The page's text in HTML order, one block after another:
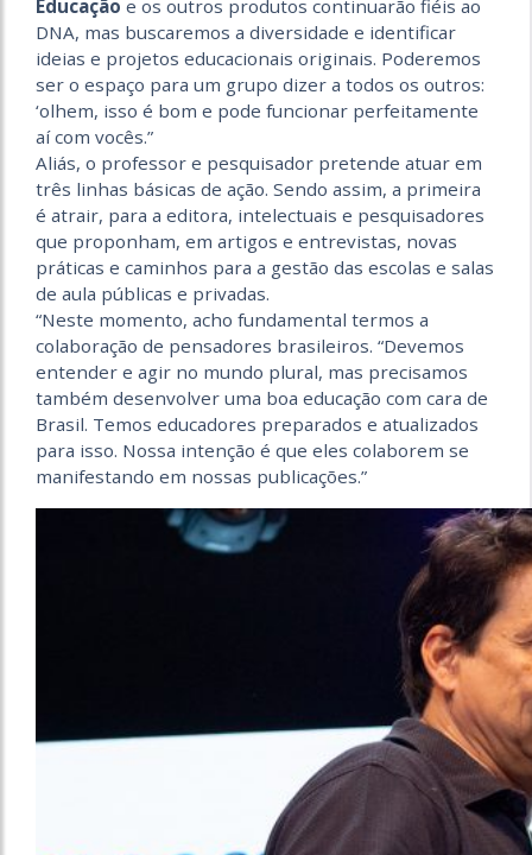
Educação e os outros produtos continuarão fiéis ao
DNA, mas buscaremos a diversidade e identificar
ideias e projetos educacionais originais. Poderemos
ser o espaço para um grupo dizer a todos os outros:
‘olhem, isso é bom e pode funcionar perfeitamente
aí com vocês.”
Aliás, o professor e pesquisador pretende atuar em
três linhas básicas de ação. Sendo assim, a primeira
é atrair, para a editora, intelectuais e pesquisadores
que proponham, em artigos e entrevistas, novas
práticas e caminhos para a gestão das escolas e salas
de aula públicas e privadas.
“Neste momento, acho fundamental termos a
colaboração de pensadores brasileiros. “Devemos
entender e agir no mundo plural, mas precisamos
também desenvolver uma boa educação com cara de
Brasil. Temos educadores preparados e atualizados
para isso. Nossa intenção é que eles colaborem se
manifestando em nossas publicações.”